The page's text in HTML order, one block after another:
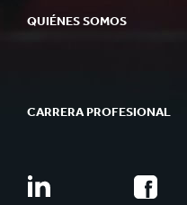
QUIÉNES SOMOS
CARRERA PROFESIONAL